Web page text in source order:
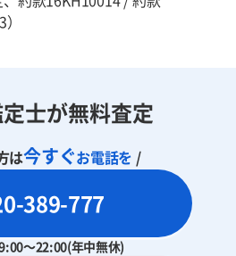
士が無料査定
は今すぐお電話を /
389-777
～22:00(年中無休)